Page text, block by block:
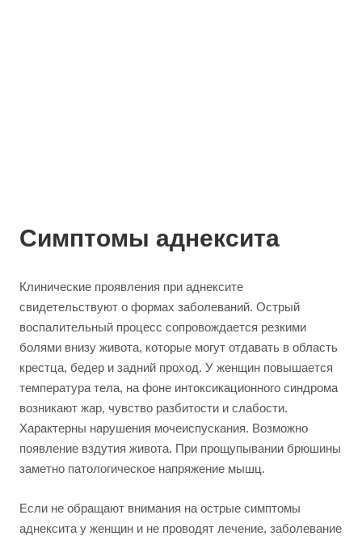
Симптомы аднексита
Клинические проявления при аднексите
свидетельствуют о формах заболеваний. Острый
воспалительный процесс сопровождается резкими
болями внизу живота, которые могут отдавать в область
крестца, бедер и задний проход. У женщин повышается
температура тела, на фоне интоксикационного синдрома
возникают жар, чувство разбитости и слабости.
Характерны нарушения мочеиспускания. Возможно
появление вздутия живота. При прощупывании брюшины
заметно патологическое напряжение мышц.
Если не обращают внимания на острые симптомы
аднексита у женщин и не проводят лечение, заболевание